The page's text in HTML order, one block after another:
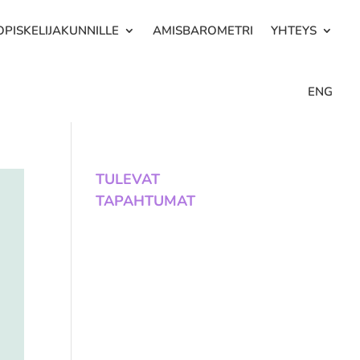
AMISBAROMETRI YHTEYS
ENG
TULEVAT
TAPAHTUMAT